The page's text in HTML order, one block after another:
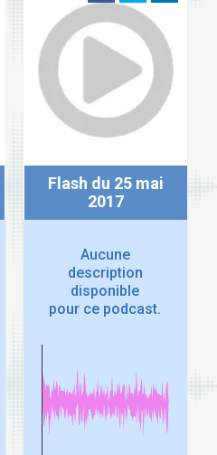
Flash du 25 mai
2017
Aucune
description
disponible
pour ce podcast.